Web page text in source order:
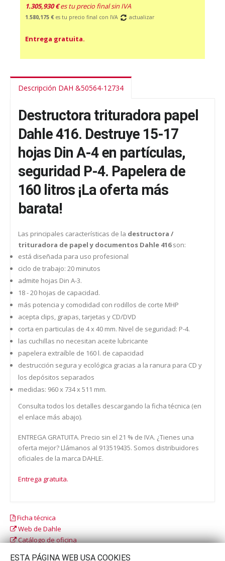
1.305,930 € es tu precio final sin IVA
1.580,175 € es tu precio final con IVA actualizar
Entrega gratuita.
Descripción DAH &50564-12734
Destructora trituradora papel
Dahle 416. Destruye 15-17
hojas Din A-4 en partículas,
seguridad P-4. Papelera de
160 litros ¡La oferta más
barata!
Las principales características de la destructora /
trituradora de papel y documentos Dahle 416son:
está diseñada para uso profesional
ciclo de trabajo: 20 minutos
admite hojas Din A-3.
18 - 20 hojas de capacidad.
más potencia y comodidad con rodillos de corte MHP
acepta clips, grapas, tarjetas y CD/DVD
corta en particulas de 4 x 40 mm. Nivel de seguridad: P-4.
las cuchillas no necesitan aceite lubricante
papelera extraíble de 160 l. de capacidad
destrucción segura y ecológica gracias a la ranura para CD y
los depósitos separados
medidas: 960 x 734 x 511 mm.
Consulta todos los detalles descargando la ficha técnica (en
el enlace más abajo).
ENTREGA GRATUITA. Precio sin el 21 % de IVA. ¿Tienes una
oferta mejor? Llámanos al 913519435. Somos distribuidores
oficiales de la marca DAHLE.
Entrega gratuita.
Ficha técnica
Web de Dahle
Catálogo de oficina
Catálogo escolar
ESTA PÁGINA WEB USA COOKIES